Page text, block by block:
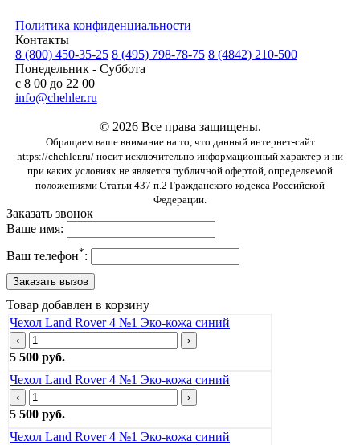
Политика конфиденциальности
Контакты
8 (800) 450-35-25 8 (495) 798-78-75 8 (4842) 210-500
Понедельник - Суббота
с 8 00 до 22 00
info@chehler.ru
© 2026 Все права защищены.
Обращаем ваше внимание на то, что данный интернет-сайт
https://chehler.ru/ носит исключительно информационный характер и ни
при каких условиях не является публичной офертой, определяемой
положениями Статьи 437 п.2 Гражданского кодекса Российской
Федерации.
Заказать звонок
Ваше имя:
Ваш телефон*:
Товар добавлен в корзину
Чехол Land Rover 4 №1 Эко-кожа синий
‹ ›
5 500 руб.
Чехол Land Rover 4 №1 Эко-кожа синий
‹ ›
5 500 руб.
Чехол Land Rover 4 №1 Эко-кожа синий